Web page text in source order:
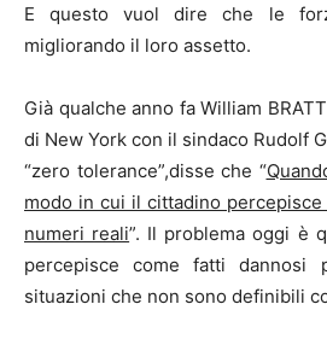
E questo vuol dire che le
migliorando il loro assetto.
Già qualche anno fa William
di New York con il sindaco Rudolf
“zero tolerance”,disse che “
modo in cui il cittadino
numeri reali”. Il problema oggi è
percepisce come fatti dannosi
situazioni che non sono definibili